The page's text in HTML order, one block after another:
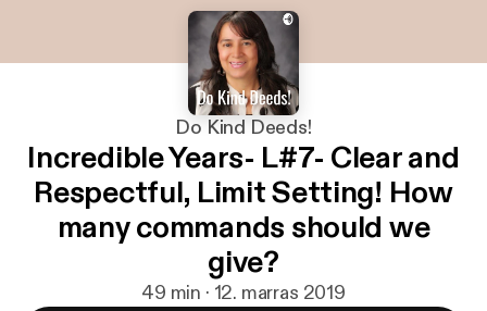
Do Kind Deeds!
Incredible Years- L#7- Clear and
Respectful, Limit Setting! How
many commands should we
give?
49 min · 12. marras 2019